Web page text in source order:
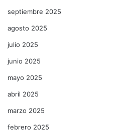
septiembre 2025
agosto 2025
julio 2025
junio 2025
mayo 2025
abril 2025
marzo 2025
febrero 2025